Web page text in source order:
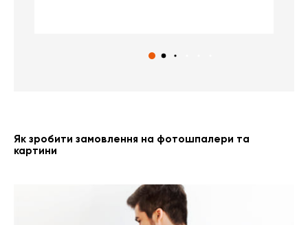
Як зробити замовлення на фотошпалери та
картини